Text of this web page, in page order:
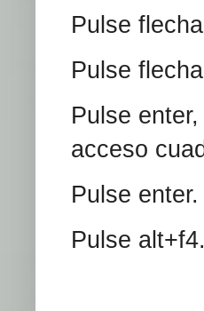
Pulse
Pulse
Pulse
acceso
Pulse enter.
Pulse alt+f4.